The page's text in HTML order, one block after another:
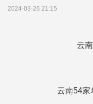
2024-03-26 21:15
云
云南54家